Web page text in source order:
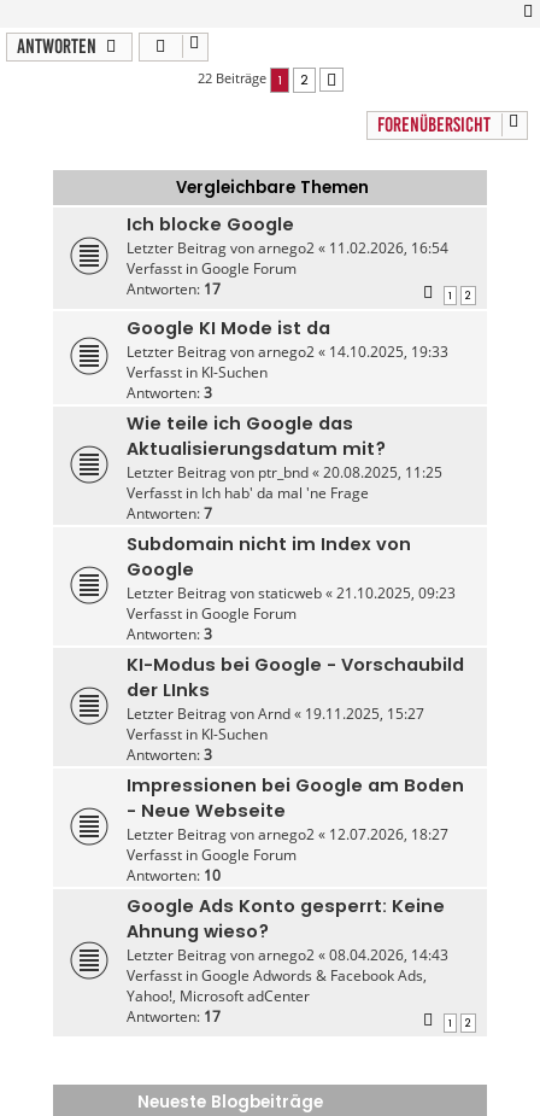
Antworten
22 Beiträge 1 2
FORENÜBERSICHT
Vergleichbare Themen
Ich blocke Google
Letzter Beitrag vonarnego2« 11.02.2026, 16:54
Verfasst inGoogle Forum
Antworten: 17 1 2
Google KI Mode ist da
Letzter Beitrag vonarnego2« 14.10.2025, 19:33
Verfasst in KI-Suchen
Antworten:3
Wie teile ich Google das
Aktualisierungsdatum mit?
Letzter Beitrag von ptr_bnd«20.08.2025, 11:25
Verfasst in Ich hab' da mal 'ne Frage
Antworten:7
Subdomain nicht im Index von
Google
Letzter Beitrag vonstaticweb«21.10.2025, 09:23
Verfasst inGoogle Forum
Antworten:3
KI-Modus bei Google - Vorschaubild
der LInks
Letzter Beitrag vonArnd« 19.11.2025, 15:27
Verfasst in KI-Suchen
Antworten:3
Impressionen bei Google am Boden
- Neue Webseite
Letzter Beitrag vonarnego2« 12.07.2026, 18:27
Verfasst inGoogle Forum
Antworten: 10
Google Ads Konto gesperrt: Keine
Ahnung wieso?
Letzter Beitrag vonarnego2«08.04.2026, 14:43
Verfasst inGoogle Adwords & Facebook Ads,
Yahoo!, Microsoft adCenter
Antworten: 17 1 2
Neueste Blogbeiträge